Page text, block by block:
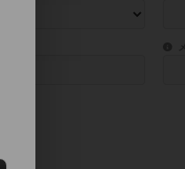
チーフ・ストーリーを指定することが